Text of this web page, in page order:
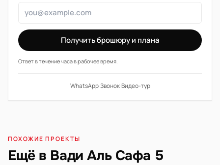
Получить брошюру и плана
Ответ в течение часа в рабочее время.
WhatsApp·Звонок·Видео-тур
ПОХОЖИЕ ПРОЕКТЫ
Ещё в Вади Аль Сафа 5